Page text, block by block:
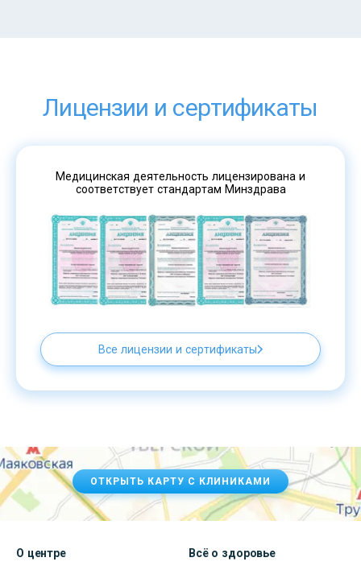
Лицензии и сертификаты
Медицинская деятельность лицензирована и
соответствует стандартам Минздрава
Все лицензии и сертификаты
ОТКРЫТЬ КАРТУ С КЛИНИКАМИ
О центре Всё о здоровье